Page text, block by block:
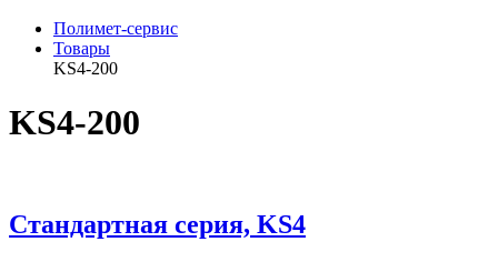
Полимет-сервис
Товары
KS4-200
KS4-200
Стандартная серия, KS4